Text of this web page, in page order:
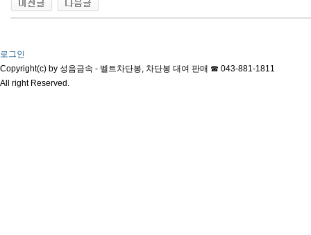
로그인
Copyright(c) by 성음금속 - 벨트차단봉, 차단봉 대여 판매 ☎ 043-881-1811
All right Reserved.